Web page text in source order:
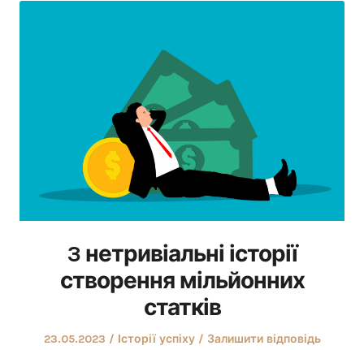
3 нетривіальні історії
створення мільйонних
статків
Оприлюднено
23.05.2023
Опублікувати
Історії успіху Залишити відповідь